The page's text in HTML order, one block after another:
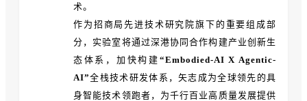
术。
作为招商局先进技术研究院旗下的重要组成部
分，实验室将通过深港协同合作构建产业创新生
态体系，加快构建 “Embodied-AI X Agentic-
AI”全栈技术研发体系，矢志成为全球领先的具
身智能技术领跑者，为千行百业高质量发展提供